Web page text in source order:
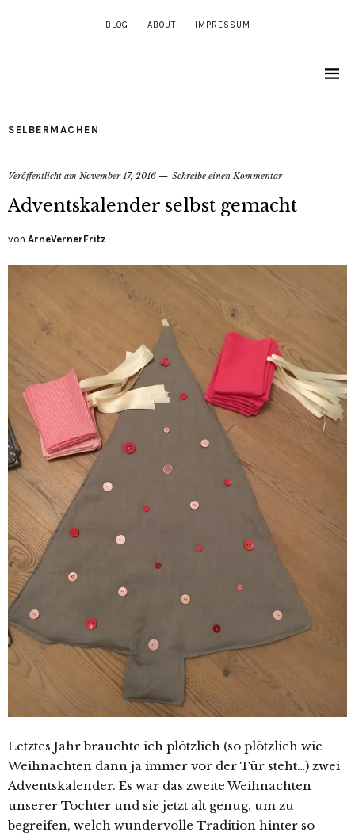
BLOG ABOUT IMPRESSUM
SELBERMACHEN
Veröffentlicht am November 17, 2016 Schreibe einen Kommentar
Adventskalender selbst gemacht
von ArneVernerFritz
Letztes Jahr brauchte ich plötzlich (so plötzlich wie
Weihnachten dann ja immer vor der Tür steht…) zwei
Adventskalender. Es war das zweite Weihnachten
unserer Tochter und sie jetzt alt genug, um zu
begreifen, welch wundervolle Tradition hinter so